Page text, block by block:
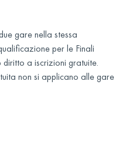
gare nella stessa
per le Finali
a iscrizioni gratuite.
non si applicano alle gare